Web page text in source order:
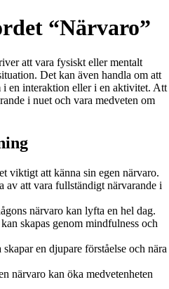
“Närvaro”
att vara fysiskt eller mentalt
Det kan även handla om att
i en interaktion eller i en aktivitet. Att
i nuet och vara medveten om
viktigt att känna sin egen närvaro.
av att vara fullständigt närvarande i
närvaro kan lyfta en hel dag.
skapas genom mindfulness och
en djupare förståelse och nära
närvaro kan öka medvetenheten